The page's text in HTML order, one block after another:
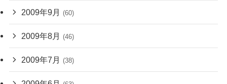
2009年9月 (60)
2009年8月 (46)
2009年7月 (38)